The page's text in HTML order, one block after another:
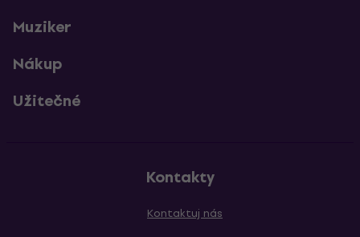
Muziker
Nákup
Užitečné
Kontakty
Kontaktuj nás